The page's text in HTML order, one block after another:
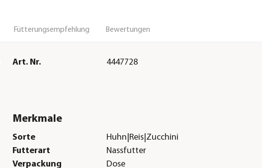
Fütterungsempfehlung Bewertungen
Art. Nr. 4447728
Merkmale
Sorte
Huhn|Reis|Zucchini
Futterart
Nassfutter
Verpackung
Dose